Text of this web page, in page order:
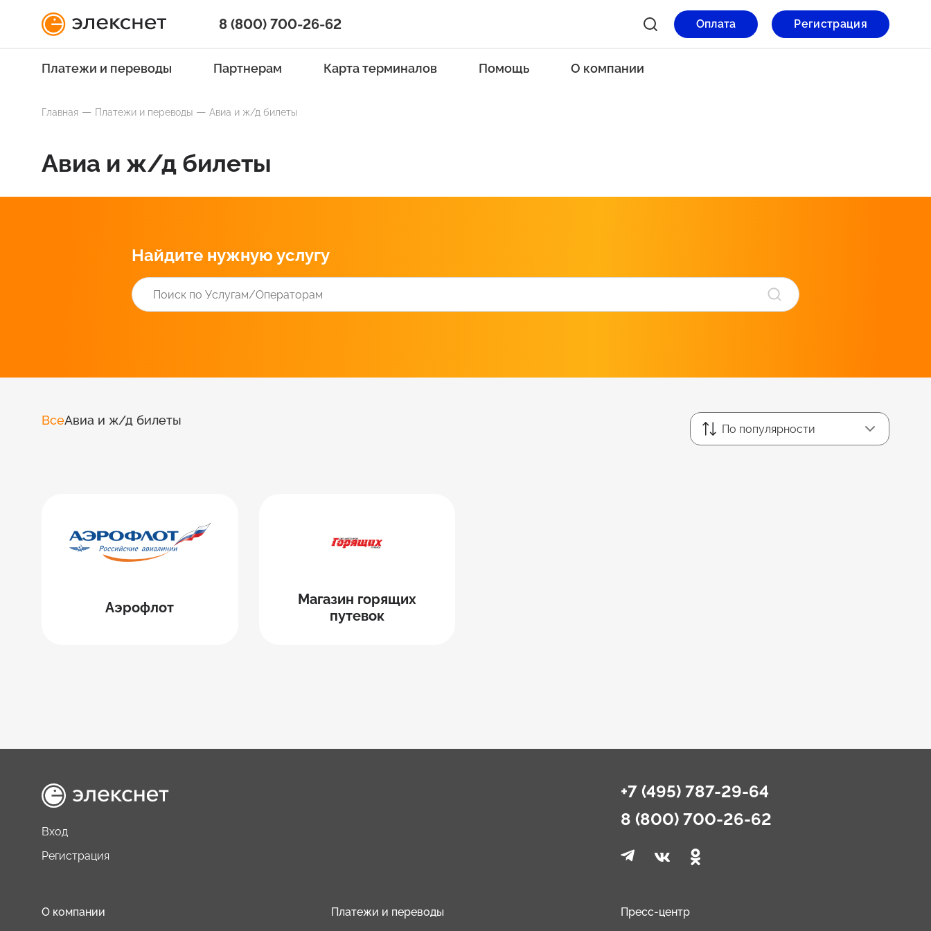
8 (800) 700-26-62 Оплата Регистрация
Платежи и переводы Партнерам Карта терминалов Помощь О компании
Главная Платежи и переводы Авиа и ж/д билеты
Авиа и ж/д билеты
Найдите нужную услугу
ВсеАвиа и ж/д билеты
Аэрофлот
Магазин горящих
путевок
Вход
Регистрация
О компании Платежи и переводы Пресс-центр
+7 (495) 787-29-64
8 (800) 700-26-62